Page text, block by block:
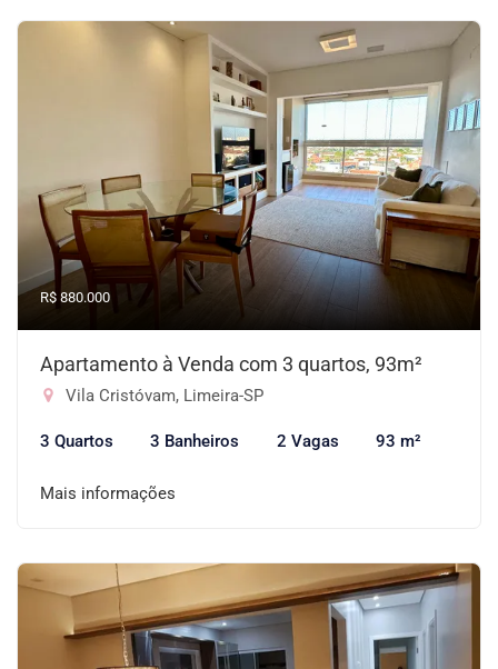
R$ 880.000
Apartamento à Venda com 3 quartos, 93m²
Vila Cristóvam, Limeira-SP
3 Quartos 3 Banheiros 2 Vagas 93 m²
Mais informações